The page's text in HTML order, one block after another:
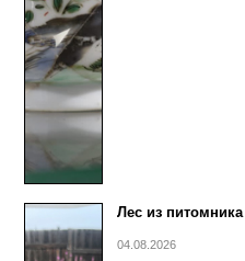
Лес из питомника
04.08.2026